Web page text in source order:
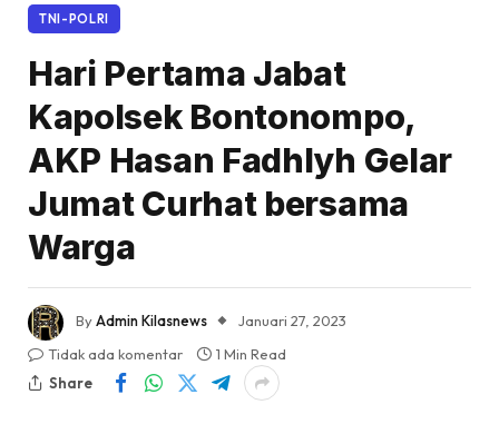
TNI-POLRI
Hari Pertama Jabat
Kapolsek Bontonompo,
AKP Hasan Fadhlyh Gelar
Jumat Curhat bersama
Warga
ByAdmin Kilasnews
Januari 27, 2023
Tidak ada komentar
1 Min Read
Share